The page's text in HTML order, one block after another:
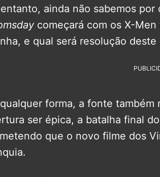
ainda não sabemos por
começará com os X-
e qual será resolução
forma, a fonte
ser épica, a batalha final
que o novo filme dos